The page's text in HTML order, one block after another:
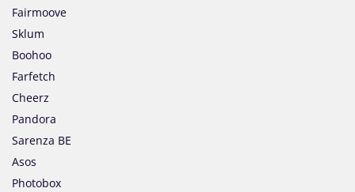
Fairmoove
Sklum
Boohoo
Farfetch
Cheerz
Pandora
Sarenza BE
Asos
Photobox